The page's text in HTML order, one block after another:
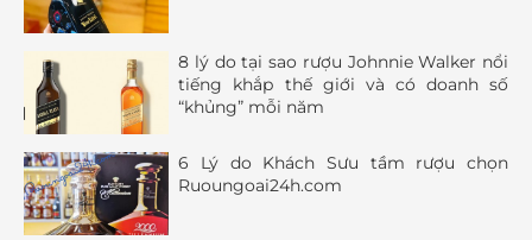
8 lý do tại sao rượu Johnnie Walker nổi
tiếng khắp thế giới và có doanh số
“khủng” mỗi năm
6 Lý do Khách Sưu tầm rượu chọn
Ruoungoai24h.com